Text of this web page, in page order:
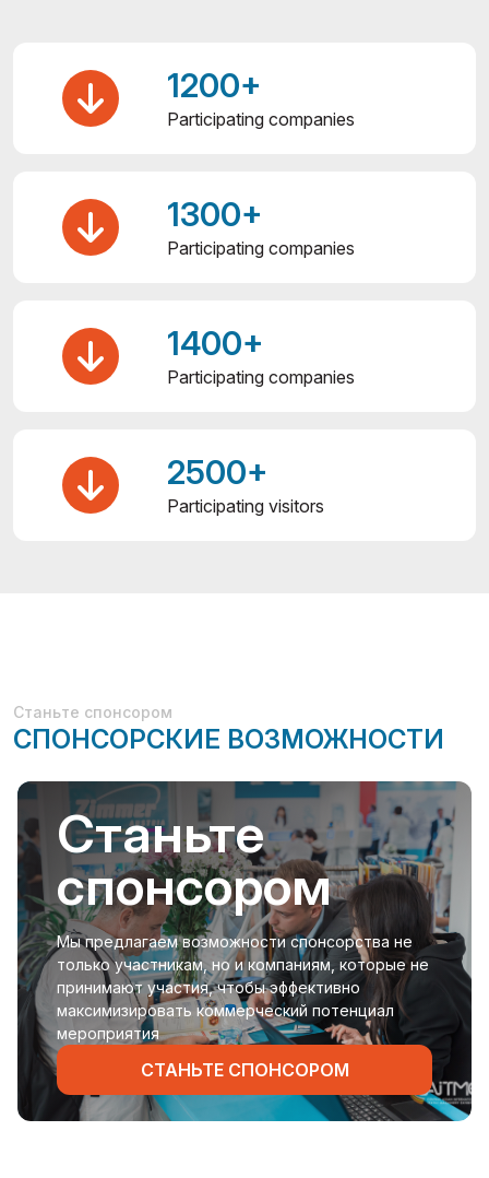
1200+
Participating companies
1300+
Participating companies
1400+
Participating companies
2500+
Participating visitors
Станьте спонсором
СПОНСОРСКИЕ ВОЗМОЖНОСТИ
Станьте
спонсором
Мы предлагаем возможности спонсорства не
только участникам, но и компаниям, которые не
принимают участия, чтобы эффективно
максимизировать коммерческий потенциал
мероприятия
СТАНЬТЕ СПОНСОРОМ